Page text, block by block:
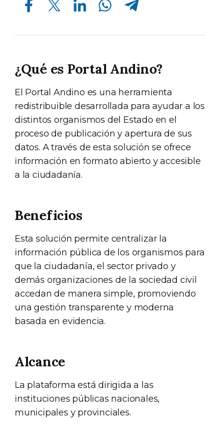
¿Qué es Portal Andino?
El Portal Andino es una herramienta
redistribuible desarrollada para ayudar a los
distintos organismos del Estado en el
proceso de publicación y apertura de sus
datos. A través de esta solución se ofrece
información en formato abierto y accesible
a la ciudadanía.
Beneficios
Esta solución permite centralizar la
información pública de los organismos para
que la ciudadanía, el sector privado y
demás organizaciones de la sociedad civil
accedan de manera simple, promoviendo
una gestión transparente y moderna
basada en evidencia.
Alcance
La plataforma está dirigida a las
instituciones públicas nacionales,
municipales y provinciales.